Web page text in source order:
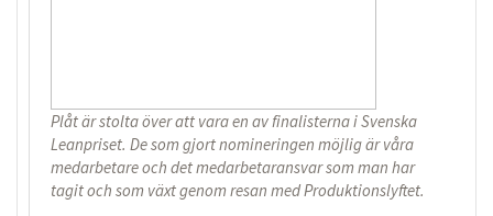
Plåt är stolta över att vara en av finalisterna i Svenska
Leanpriset. De som gjort nomineringen möjlig är våra
medarbetare och det medarbetaransvar som man har
tagit och som växt genom resan med Produktionslyftet.